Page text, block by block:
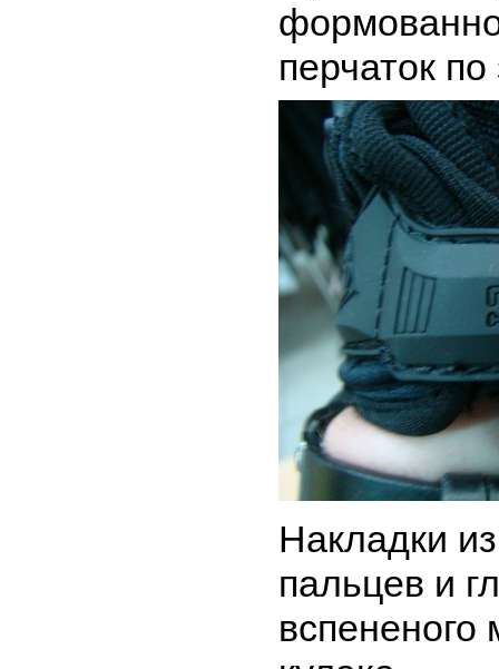
перчаток
Накладки
пальцев и